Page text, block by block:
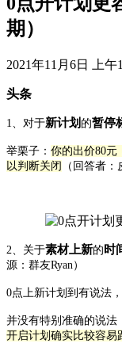
期）
2021年11月6日 上午
头条
1、对于新计划 的暂停
举栗子： 你的出价80元
以判断关闭
（回答者：
2、关于素材上新的 时
源：群友Ryan）
0点上新计划到有说法
并没有特别准确的说法
开启计划确实比较容易